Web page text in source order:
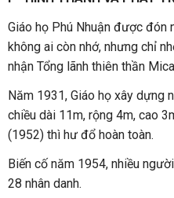
Giáo họ Phú Nhuận được đón
không ai còn nhớ, nhưng chỉ
nhận Tổng lãnh thiên thần
Năm 1931, Giáo họ xây dựng
chiều dài 11m, rộng 4m, cao
(1952) thì hư đổ hoàn toàn.
Biến cố năm 1954, nhiều
28 nhân danh.